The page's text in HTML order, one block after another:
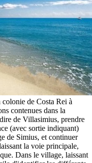
de Costa Rei à
contenues dans la
de Villasimius, prendre
(avec sortie indiquant)
de Simius, et continuer
la voie principale,
Dans le village, laissant